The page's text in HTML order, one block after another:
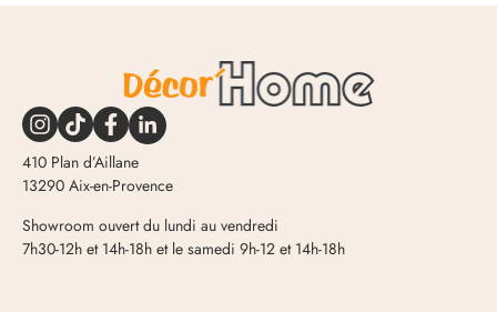
410 Plan d’Aillane
13290 Aix-en-Provence
Showroom ouvert du lundi au vendredi
7h30-12h et 14h-18h et le samedi 9h-12 et 14h-18h